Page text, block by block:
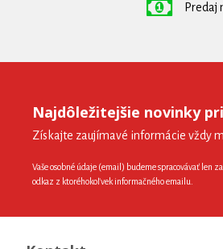
Predaj
Najdôležitejšie novinky
Získajte zaujímavé informácie vždy
Vaše osobné údaje (email) budeme spracovávať len
odkaz z ktoréhokoľvek informačného emailu.